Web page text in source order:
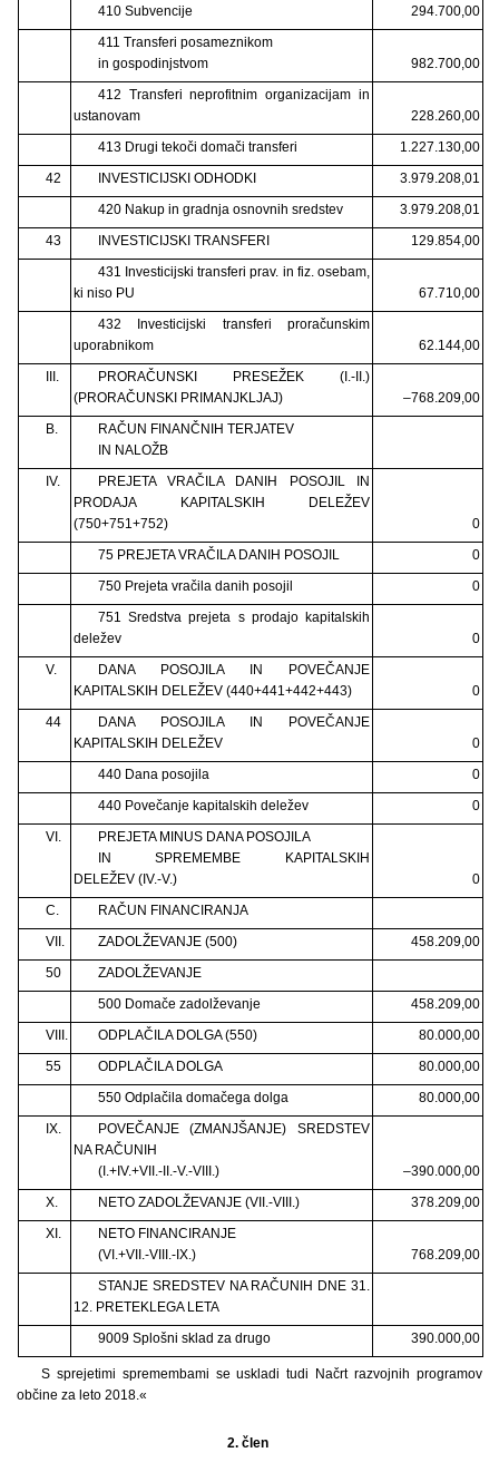
410 Subvencije
294.700,00
411 Transferi posameznikom
in gospodinjstvom
982.700,00
412 Transferi neprofitnim organizacijam in
ustanovam
228.260,00
413 Drugi tekoči domači transferi
1.227.130,00
42
INVESTICIJSKI ODHODKI
3.979.208,01
420 Nakup in gradnja osnovnih sredstev
3.979.208,01
43
INVESTICIJSKI TRANSFERI
129.854,00
431 Investicijski transferi prav. in fiz. osebam,
ki niso PU
67.710,00
432 Investicijski transferi proračunskim
uporabnikom
62.144,00
III.
PRORAČUNSKI PRESEŽEK (I.-II.)
(PRORAČUNSKI PRIMANJKLJAJ)
–768.209,00
B.
RAČUN FINANČNIH TERJATEV
IN NALOŽB
IV.
PREJETA VRAČILA DANIH POSOJIL IN
PRODAJA KAPITALSKIH DELEŽEV
(750+751+752)
0
75 PREJETA VRAČILA DANIH POSOJIL
0
750 Prejeta vračila danih posojil
0
751 Sredstva prejeta s prodajo kapitalskih
deležev
0
V.
DANA POSOJILA IN POVEČANJE
KAPITALSKIH DELEŽEV (440+441+442+443)
0
44
DANA POSOJILA IN POVEČANJE
KAPITALSKIH DELEŽEV
0
440 Dana posojila
0
440 Povečanje kapitalskih deležev
0
VI.
PREJETA MINUS DANA POSOJILA
IN SPREMEMBE KAPITALSKIH
DELEŽEV (IV.-V.)
0
C.
RAČUN FINANCIRANJA
VII.
ZADOLŽEVANJE (500)
458.209,00
50
ZADOLŽEVANJE
500 Domače zadolževanje
458.209,00
VIII.
ODPLAČILA DOLGA (550)
80.000,00
55
ODPLAČILA DOLGA
80.000,00
550 Odplačila domačega dolga
80.000,00
IX.
POVEČANJE (ZMANJŠANJE) SREDSTEV
NA RAČUNIH
(I.+IV.+VII.-II.-V.-VIII.)
–390.000,00
X.
NETO ZADOLŽEVANJE (VII.-VIII.)
378.209,00
XI.
NETO FINANCIRANJE
(VI.+VII.-VIII.-IX.)
768.209,00
STANJE SREDSTEV NA RAČUNIH DNE 31.
12. PRETEKLEGA LETA
9009 Splošni sklad za drugo
390.000,00
S sprejetimi spremembami se uskladi tudi Načrt razvojnih programov
občine za leto 2018.«
2. člen